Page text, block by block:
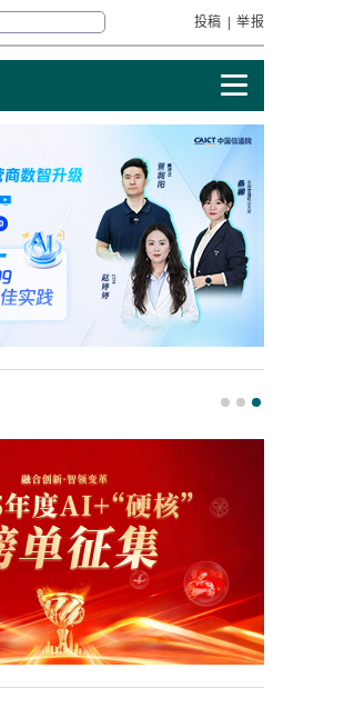
投稿 | 举报